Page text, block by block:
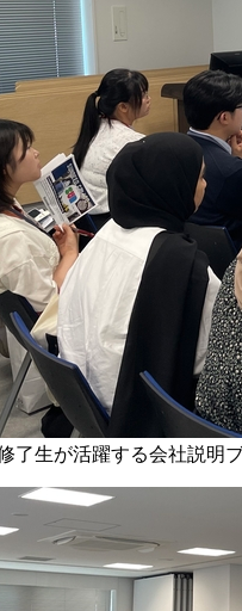
了生が活躍する会社説明